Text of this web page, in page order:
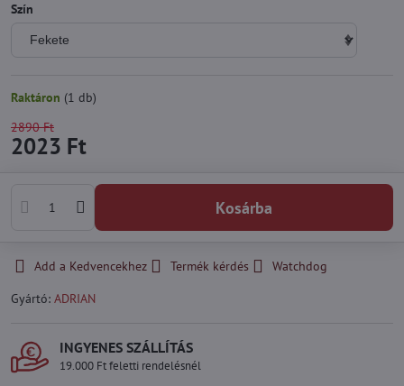
Szín
Raktáron (1 db)
2890 Ft
2023 Ft
Kosárba
Add a Kedvencekhez Termék kérdés
Watchdog
Gyártó: ADRIAN
INGYENES SZÁLLÍTÁS
19.000 Ft feletti rendelésnél